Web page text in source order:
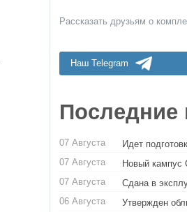
Рассказать друзьям о
Наш Telegram
Последние
07 Августа
Идет
07 Августа
Новый кампус
07 Августа
Сдана в
06 Августа
Утвержден